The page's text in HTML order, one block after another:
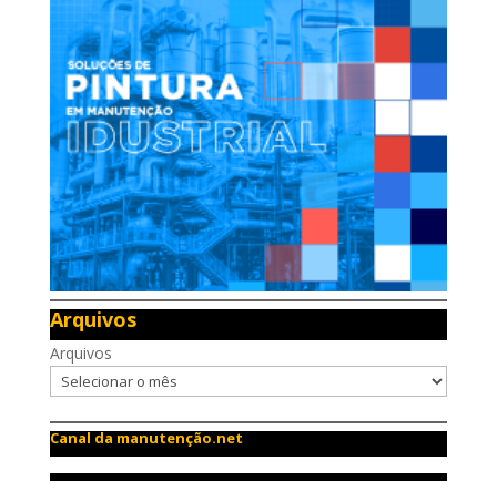
Arquivos
Arquivos
Canal da manutenção.net